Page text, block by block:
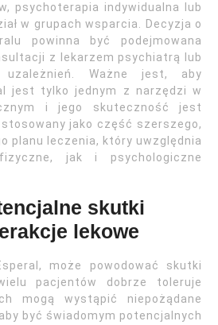
psychoterapia indywidualna lub
w grupach wsparcia. Decyzja o
powinna być podejmowana
z lekarzem psychiatrą lub
Ważne jest, aby
jest tylko jednym z narzędzi w
i jego skuteczność jest
jako część szerszego,
planu leczenia, który uwzględnia
jak i psychologiczne
skutki
lekowe
może powodować skutki
pacjentów dobrze toleruje
mogą wystąpić niepożądane
być świadomym potencjalnych